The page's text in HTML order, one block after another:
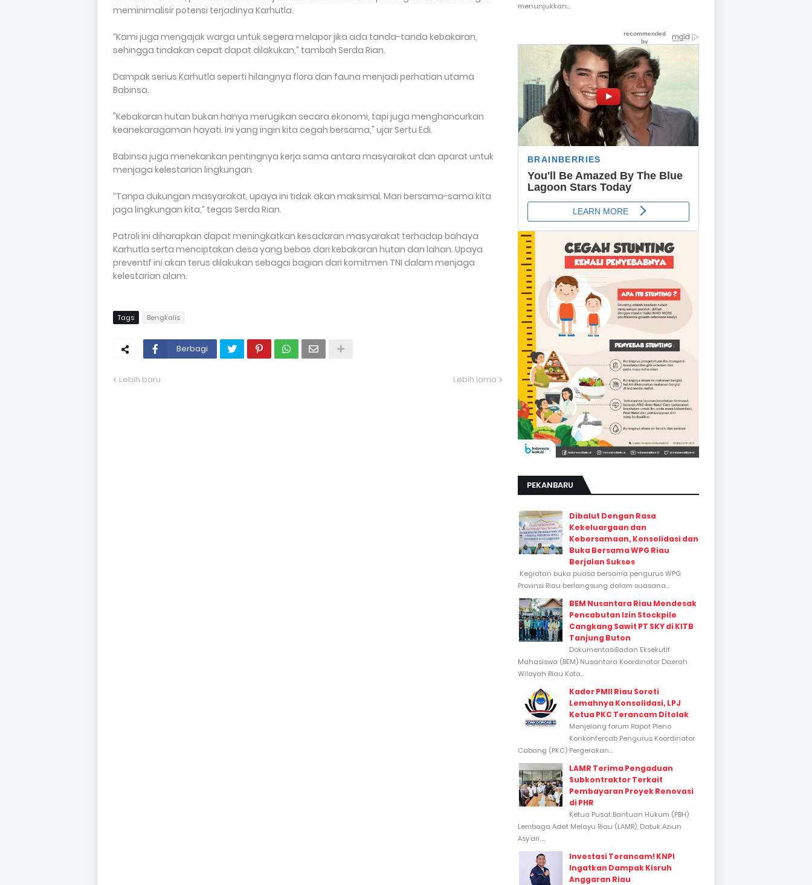
meminimalisir potensi terjadinya Karhutla.
“Kami juga mengajak warga untuk segera melapor jika ada tanda-tanda kebakaran,
sehingga tindakan cepat dapat dilakukan,” tambah Serda Rian.
Dampak serius Karhutla seperti hilangnya flora dan fauna menjadi perhatian utama
Babinsa.
"Kebakaran hutan bukan hanya merugikan secara ekonomi, tapi juga menghancurkan
keanekaragaman hayati. Ini yang ingin kita cegah bersama," ujar Sertu Edi.
Babinsa juga menekankan pentingnya kerja sama antara masyarakat dan aparat untuk
menjaga kelestarian lingkungan.
“Tanpa dukungan masyarakat, upaya ini tidak akan maksimal. Mari bersama-sama kita
jaga lingkungan kita,” tegas Serda Rian.
Patroli ini diharapkan dapat meningkatkan kesadaran masyarakat terhadap bahaya
Karhutla serta menciptakan desa yang bebas dari kebakaran hutan dan lahan. Upaya
preventif ini akan terus dilakukan sebagai bagian dari komitmen TNI dalam menjaga
kelestarian alam.
Tags Bengkalis
Berbagi
Lebih baru Lebih lama
menunjukkan...
PEKANBARU
Dibalut Dengan Rasa
Kekeluargaan dan
Kebersamaan, Konsolidasi dan
Buka Bersama WPG Riau
Berjalan Sukses
Kegiatan buka puasa bersama pengurus WPG
Provinsi Riau berlangsung dalam suasana...
BEM Nusantara Riau Mendesak
Pencabutan Izin Stockpile
Cangkang Sawit PT SKY di KITB
Tanjung Buton
DokumentasiBadan Eksekutif
Mahasiswa (BEM) Nusantara Koordinator Daerah
Wilayah Riau Kota...
Kader PMII Riau Soroti
Lemahnya Konsolidasi, LPJ
Ketua PKC Terancam Ditolak
Menjelang forum Rapat Pleno
Konkonfercab Pengurus Koordinator
Cabang (PKC) Pergerakan...
LAMR Terima Pengaduan
Subkontraktor Terkait
Pembayaran Proyek Renovasi
di PHR
Ketua Pusat Bantuan Hukum (PBH)
Lembaga Adat Melayu Riau (LAMR), Datuk Aziun
Asy’ari,...
Investasi Terancam! KNPI
Ingatkan Dampak Kisruh
Anggaran Riau